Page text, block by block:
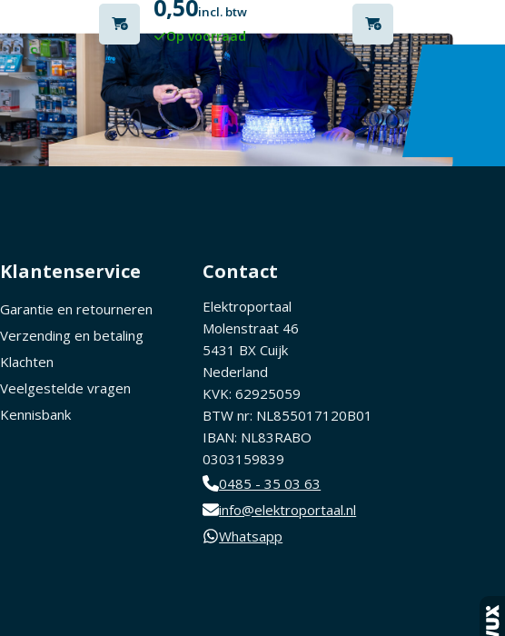
0,50incl. btw
Op voorraad
Klantenservice
Garantie en retourneren
Verzending en betaling
Klachten
Veelgestelde vragen
Kennisbank
Contact
Elektroportaal
Molenstraat 46
5431 BX Cuijk
Nederland
KVK: 62925059
BTW nr: NL855017120B01
IBAN: NL83RABO
0303159839
0485 - 35 03 63
info@elektroportaal.nl
Whatsapp